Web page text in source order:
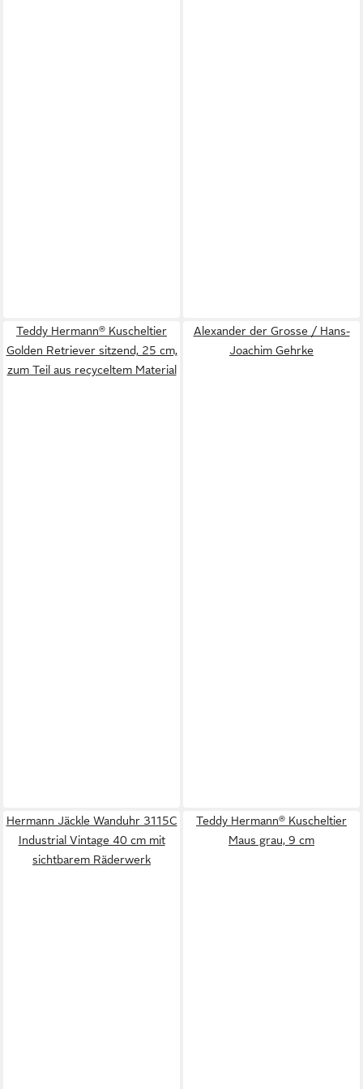
Teddy Hermann® Kuscheltier
Golden Retriever sitzend, 25 cm,
zum Teil aus recyceltem Material
Alexander der Grosse / Hans-
Joachim Gehrke
Hermann Jäckle Wanduhr 3115C
Industrial Vintage 40 cm mit
sichtbarem Räderwerk
Teddy Hermann® Kuscheltier
Maus grau, 9 cm